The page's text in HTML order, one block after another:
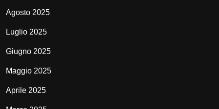
Agosto 2025
Luglio 2025
Giugno 2025
Maggio 2025
Aprile 2025